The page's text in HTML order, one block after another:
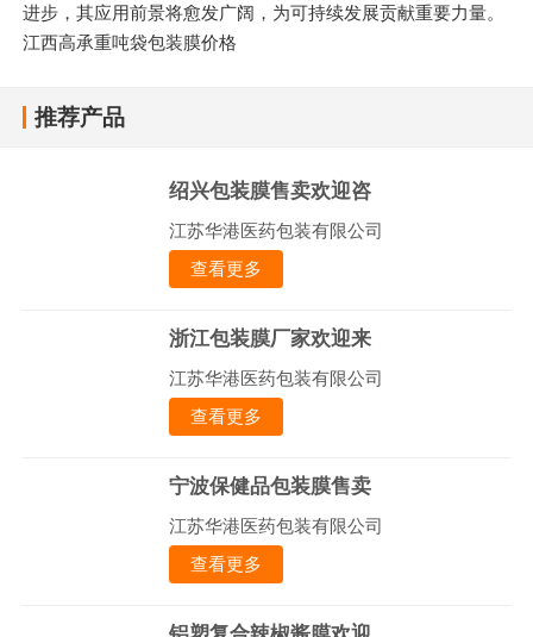
进步，其应用前景将愈发广阔，为可持续发展贡献重要力量。
江西高承重吨袋包装膜价格
推荐产品
绍兴包装膜售卖欢迎咨
江苏华港医药包装有限公司
查看更多
浙江包装膜厂家欢迎来
江苏华港医药包装有限公司
查看更多
宁波保健品包装膜售卖
江苏华港医药包装有限公司
查看更多